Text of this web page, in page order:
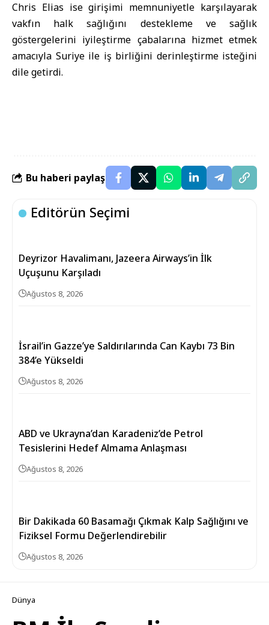
Chris Elias ise girişimi memnuniyetle karşılayarak
vakfın halk sağlığını destekleme ve sağlık
göstergelerini iyileştirme çabalarına hizmet etmek
amacıyla Suriye ile iş birliğini derinleştirme isteğini
dile getirdi.
Bu haberi paylaş
Editörün Seçimi
Deyrizor Havalimanı, Jazeera Airways’in İlk
Uçuşunu Karşıladı
Ağustos 8, 2026
İsrail’in Gazze’ye Saldırılarında Can Kaybı 73 Bin
384’e Yükseldi
Ağustos 8, 2026
ABD ve Ukrayna’dan Karadeniz’de Petrol
Tesislerini Hedef Almama Anlaşması
Ağustos 8, 2026
Bir Dakikada 60 Basamağı Çıkmak Kalp Sağlığını ve
Fiziksel Formu Değerlendirebilir
Ağustos 8, 2026
Dünya